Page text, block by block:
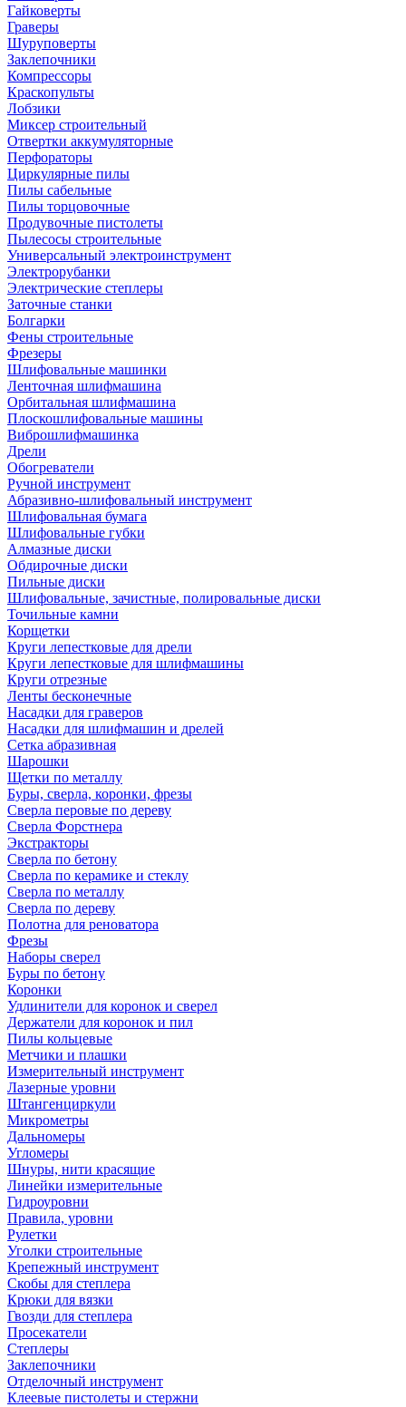
Гайковерты
Граверы
Шуруповерты
Заклепочники
Компрессоры
Краскопульты
Лобзики
Миксер строительный
Отвертки аккумуляторные
Перфораторы
Циркулярные пилы
Пилы сабельные
Пилы торцовочные
Продувочные пистолеты
Пылесосы строительные
Универсальный электроинструмент
Электрорубанки
Электрические степлеры
Заточные станки
Болгарки
Фены строительные
Фрезеры
Шлифовальные машинки
Ленточная шлифмашина
Орбитальная шлифмашина
Плоскошлифовальные машины
Виброшлифмашинка
Дрели
Обогреватели
Ручной инструмент
Абразивно-шлифовальный инструмент
Шлифовальная бумага
Шлифовальные губки
Алмазные диски
Обдирочные диски
Пильные диски
Шлифовальные, зачистные, полировальные диски
Точильные камни
Корщетки
Круги лепестковые для дрели
Круги лепестковые для шлифмашины
Круги отрезные
Ленты бесконечные
Насадки для граверов
Насадки для шлифмашин и дрелей
Сетка абразивная
Шарошки
Щетки по металлу
Буры, сверла, коронки, фрезы
Сверла перовые по дереву
Сверла Форстнера
Экстракторы
Сверла по бетону
Сверла по керамике и стеклу
Сверла по металлу
Сверла по дереву
Полотна для реноватора
Фрезы
Наборы сверел
Буры по бетону
Коронки
Удлинители для коронок и сверел
Держатели для коронок и пил
Пилы кольцевые
Метчики и плашки
Измерительный инструмент
Лазерные уровни
Штангенциркули
Микрометры
Дальномеры
Угломеры
Шнуры, нити красящие
Линейки измерительные
Гидроуровни
Правила, уровни
Рулетки
Уголки строительные
Крепежный инструмент
Скобы для степлера
Крюки для вязки
Гвозди для степлера
Просекатели
Степлеры
Заклепочники
Отделочный инструмент
Клеевые пистолеты и стержни